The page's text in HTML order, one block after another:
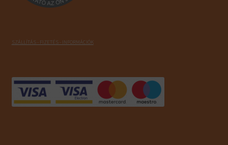
SZÁLLÍTÁS - FIZETÉS - INFORMÁCIÓK